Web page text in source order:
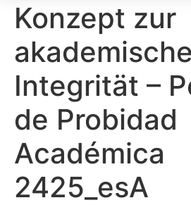
Konzept zur
Integrität –
de Probidad
Académica
2425_esA